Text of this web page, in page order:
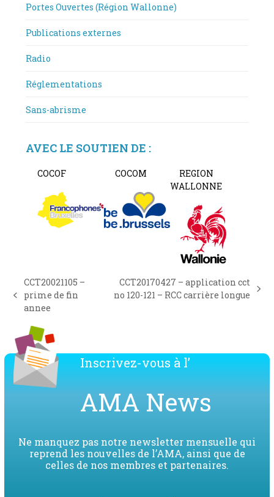
Portes Ouvertes (Région Wallonne)
Publications externes
Radio
Réglementations
Sans-abrisme
AVEC LE SOUTIEN DE :
COCOF COCOM
REGION
WALLONNE
previous
post:
CCT20021105 –
prime de fin
annee
next
CCT20170427 – application cct
no 120-121 – RCC carrière longue
Inscrivez-vous à l’
AMA News
Ne manquez pas notre newsletter mensuelle qui
reprend les nouvelles de l’AMA, ainsi que de
celles de nos membres et partenaires.